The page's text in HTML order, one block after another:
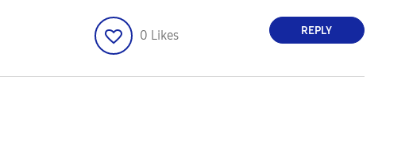
0 Likes REPLY